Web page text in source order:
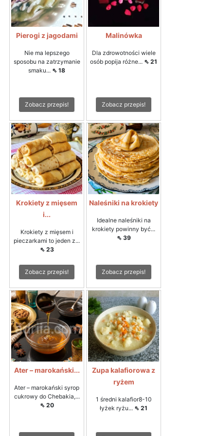
Pierogi z jagodami
Nie ma lepszego
sposobu na zatrzymanie
smaku... ⇖ 18
Zobacz przepis!
Malinówka
Dla zdrowotności wiele
osób popija różne... ⇖ 21
Zobacz przepis!
Krokiety z mięsem
i...
Krokiety z mięsem i
pieczarkami to jeden z...
⇖ 23
Zobacz przepis!
Naleśniki na krokiety
Idealne naleśniki na
krokiety powinny być...
⇖ 39
Zobacz przepis!
Ater – marokański...
Ater – marokański syrop
cukrowy do Chebakia,...
⇖ 20
Zupa kalafiorowa z
ryżem
1 średni kalafior8-10
łyżek ryżu... ⇖ 21